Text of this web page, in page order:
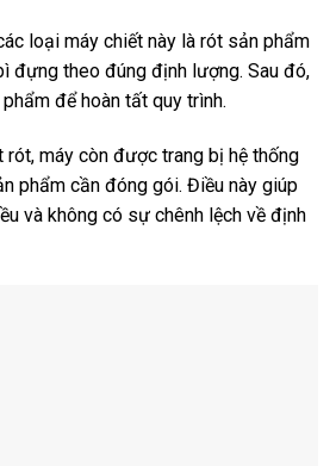
loại máy chiết này là rót sản phẩm
đựng theo đúng định lượng. Sau đó,
để hoàn tất quy trình.
rót, máy còn được trang bị hệ thống
phẩm cần đóng gói. Điều này giúp
và không có sự chênh lệch về định